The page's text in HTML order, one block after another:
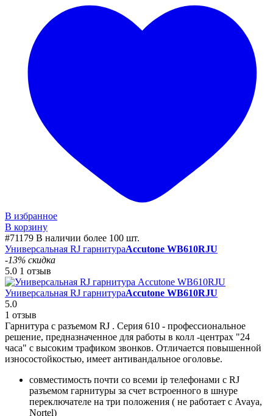
В избранное
В корзину
#71179 В наличии более 100 шт.
Универсальная RJ гарнитураAccutone WB610RJU
-13% скидка
5.0 1 отзыв
Универсальная RJ гарнитураAccutone WB610RJU
5.0
1 отзыв
Гарнитура с разъемом RJ . Серия 610 - профессиональное
решение, предназначенное для работы в колл -центрах "24
часа" с высоким трафиком звонков. Отличается повышенной
износостойкостью, имеет антивандальное оголовье.
совместимость почти со всеми ip телефонами с RJ
разъемом гарнитуры за счет встроенного в шнуре
переключателе на три положения ( не работает с Avaya,
Nortel)